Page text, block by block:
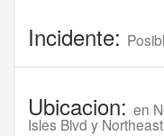
Incidente:
Ubicacion: en
Isles Blvd y